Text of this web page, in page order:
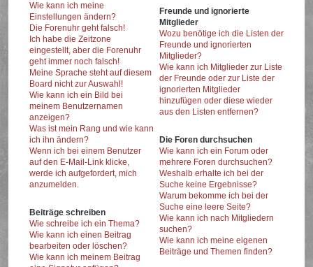
Wie kann ich meine
Einstellungen ändern?
Die Forenuhr geht falsch!
Ich habe die Zeitzone
eingestellt, aber die Forenuhr
geht immer noch falsch!
Meine Sprache steht auf diesem
Board nicht zur Auswahl!
Wie kann ich ein Bild bei
meinem Benutzernamen
anzeigen?
Was ist mein Rang und wie kann
ich ihn ändern?
Wenn ich bei einem Benutzer
auf den E-Mail-Link klicke,
werde ich aufgefordert, mich
anzumelden.
Beiträge schreiben
Wie schreibe ich ein Thema?
Wie kann ich einen Beitrag
bearbeiten oder löschen?
Wie kann ich meinem Beitrag
Freunde und ignorierte
Mitglieder
Wozu benötige ich die Listen der
Freunde und ignorierten
Mitglieder?
Wie kann ich Mitglieder zur Liste
der Freunde oder zur Liste der
ignorierten Mitglieder
hinzufügen oder diese wieder
aus den Listen entfernen?
Die Foren durchsuchen
Wie kann ich ein Forum oder
mehrere Foren durchsuchen?
Weshalb erhalte ich bei der
Suche keine Ergebnisse?
Warum bekomme ich bei der
Suche eine leere Seite?
Wie kann ich nach Mitgliedern
suchen?
Wie kann ich meine eigenen
Beiträge und Themen finden?